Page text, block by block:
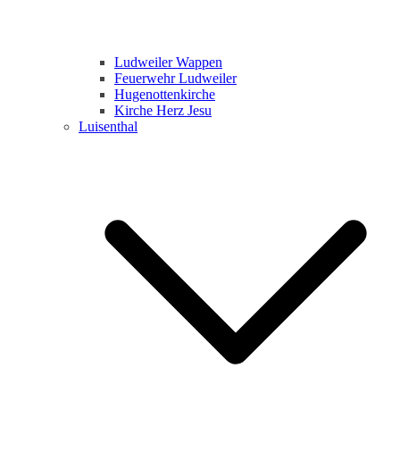
Ludweiler Wappen
Feuerwehr Ludweiler
Hugenottenkirche
Kirche Herz Jesu
Luisenthal